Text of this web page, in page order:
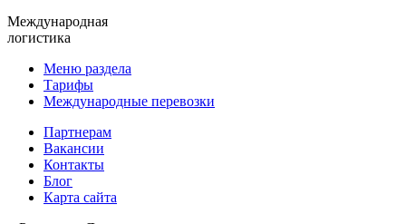
Международная
логистика
Меню раздела
Тарифы
Международные перевозки
Партнерам
Вакансии
Контакты
Блог
Карта сайта